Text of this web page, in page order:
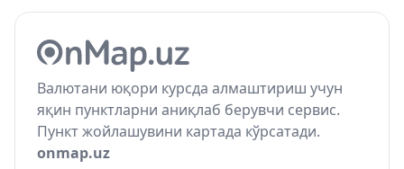
Валютани юқори курсда алмаштириш учун
яқин пунктларни аниқлаб берувчи сервис.
Пункт жойлашувини картада кўрсатади.
onmap.uz